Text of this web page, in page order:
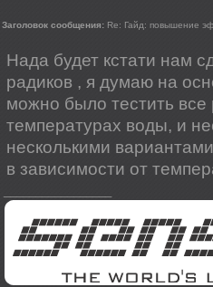
Заголовок сообщения: Re: Гайд: повышение
Нада будет кстати нам
радиков , я думаю на
можно было тестить все
температурах воды, и
несколькими
в зависимости от